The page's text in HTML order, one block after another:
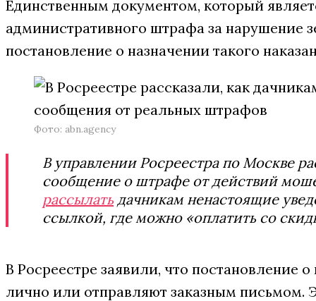
Единственным документом, который
административного штрафа за нарушение
постановление о назначении такого
Фото: abn.agency
В управлении Росреестра по Москве
сообщение о штрафе от действий
рассылать дачникам ненастоящие
ссылкой, где можно «оплатить со
В Росреестре заявили, что постановление
лично или отправляют заказным письмом.